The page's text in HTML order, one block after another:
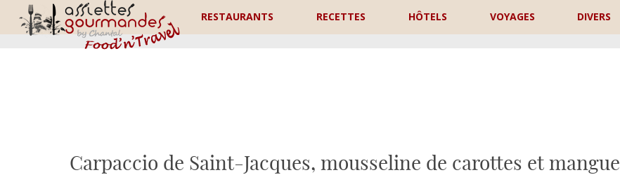
RESTAURANTS RECETTES HÔTELS VOYAGES DIVERS
Carpaccio de Saint-Jacques, mousseline de carottes et mangue